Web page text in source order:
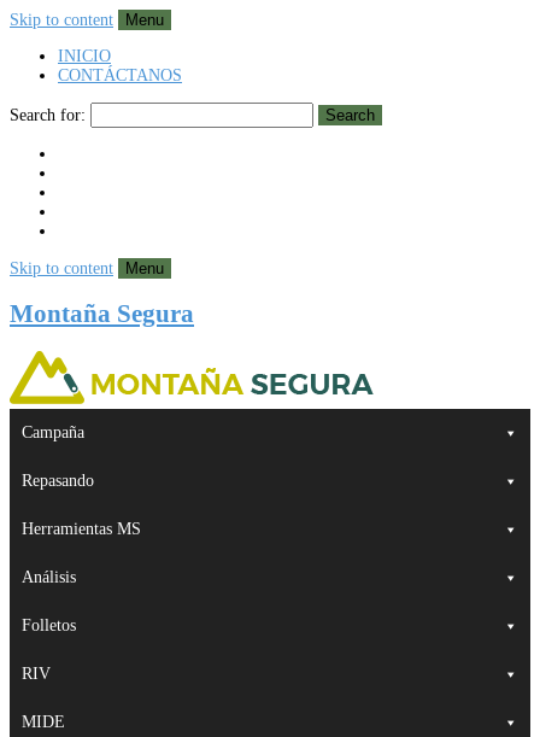
Skip to content
Menu
INICIO
CONTÁCTANOS
Search for: Search
Skip to content Menu
Montaña Segura
Campaña
Repasando
Herramientas MS
Análisis
Folletos
RIV
MIDE